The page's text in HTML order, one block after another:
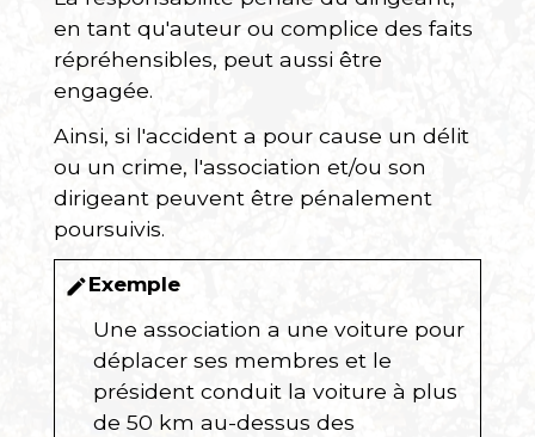
en tant qu'auteur ou complice des faits
répréhensibles, peut aussi être
engagée.
Ainsi, si l'accident a pour cause un délit
ou un crime, l'association et/ou son
dirigeant peuvent être pénalement
poursuivis.
editExemple
Une association a une voiture pour
déplacer ses membres et le
président conduit la voiture à plus
de 50 km au-dessus des